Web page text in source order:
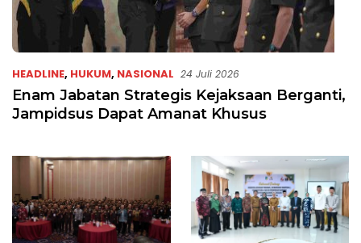
HEADLINE, HUKUM, NASIONAL 24 Juli 2026
Enam Jabatan Strategis Kejaksaan Berganti,
Jampidsus Dapat Amanat Khusus